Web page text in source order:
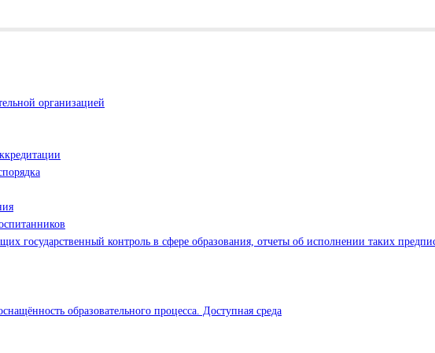
организацией
государственный контроль в сфере образования, отчеты об исполнении таких
образовательного процесса. Доступная среда